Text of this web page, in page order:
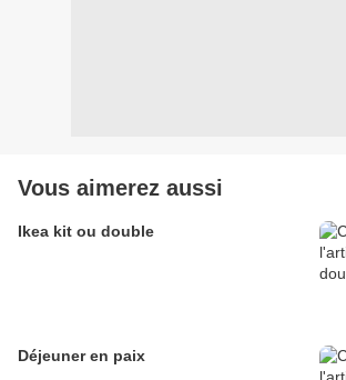
Vous aimerez aussi
Ikea kit ou double
Déjeuner en paix